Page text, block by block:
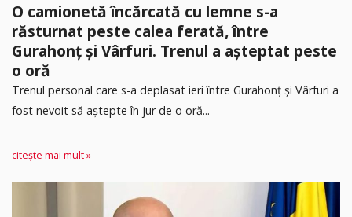
O camionetă încărcată cu lemne s-a
răsturnat peste calea ferată, între
Gurahonț și Vârfuri. Trenul a așteptat peste
o oră
Trenul personal care s-a deplasat ieri între Gurahonț și Vârfuri a
fost nevoit să aștepte în jur de o oră...
citește mai mult »